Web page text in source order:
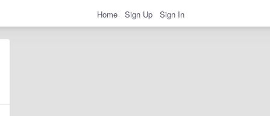
Home Sign Up Sign In